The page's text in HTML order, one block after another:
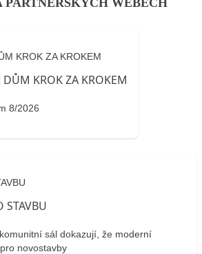
PARTNERSKÝCH WEBECH
KROK ZA KROKEM
8/2026
sál dokazují, že moderní
novostavby